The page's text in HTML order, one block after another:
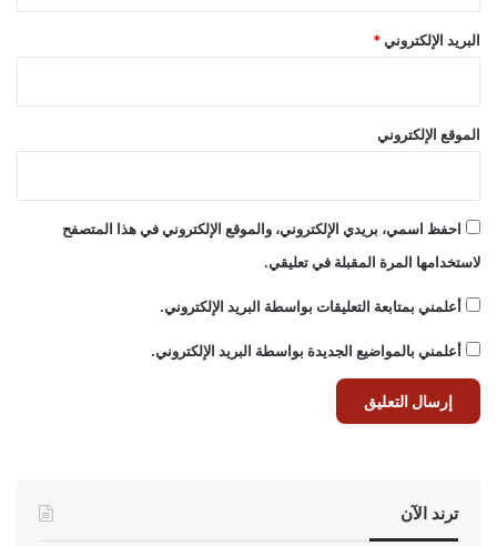
البريد الإلكتروني*
الموقع الإلكتروني
احفظ اسمي، بريدي الإلكتروني، والموقع الإلكتروني في هذا المتصفح
لاستخدامها المرة المقبلة في تعليقي.
أعلمني بمتابعة التعليقات بواسطة البريد الإلكتروني.
أعلمني بالمواضيع الجديدة بواسطة البريد الإلكتروني.
ترند الآن